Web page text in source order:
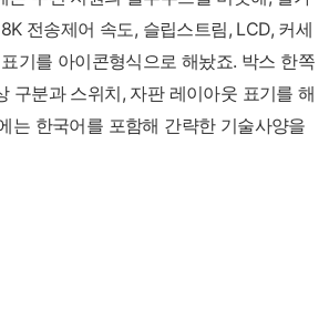
전송제어 속도, 슬립스트림, LCD, 커세
기를 아이콘형식으로 해놨죠. 박스 한쪽
구분과 스위치, 자판 레이아웃 표기를 해
는 한국어를 포함해 간략한 기술사양을